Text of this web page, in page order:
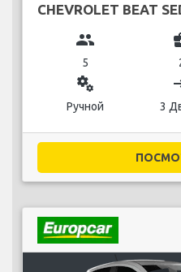
CHEVROLET BEAT
group
5
miscellaneous_services
Ручной 3